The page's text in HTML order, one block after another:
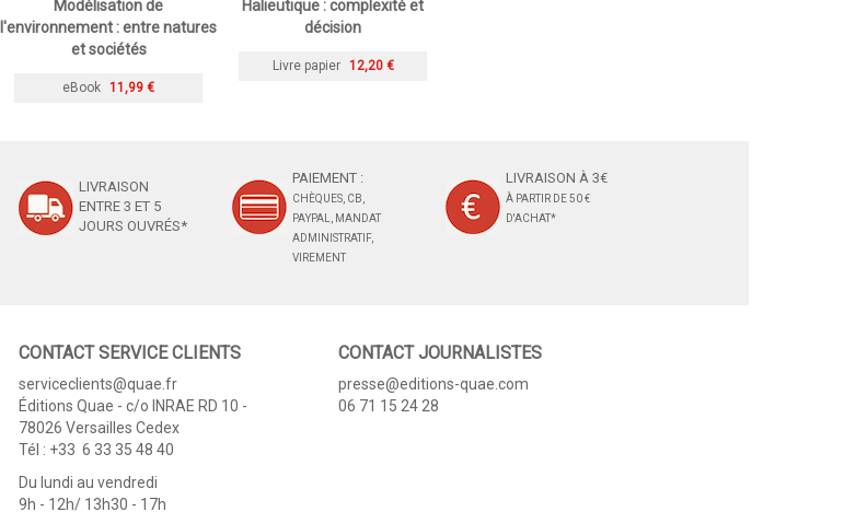
Modélisation de
l'environnement : entre natures
et sociétés
eBook 11,99 €
Halieutique : complexité et
décision
Livre papier 12,20 €
LIVRAISON
ENTRE 3 ET 5
JOURS OUVRÉS*
PAIEMENT :
CHÈQUES, CB,
PAYPAL, MANDAT
ADMINISTRATIF,
VIREMENT
LIVRAISON À 3€
À PARTIR DE 50 €
D'ACHAT*
CONTACT SERVICE CLIENTS
serviceclients@quae.fr
Éditions Quae - c/o INRAE RD 10 -
78026 Versailles Cedex
Tél : +33 6 33 35 48 40
Du lundi au vendredi
9h - 12h/ 13h30 - 17h
CONTACT JOURNALISTES
presse@editions-quae.com
06 71 15 24 28